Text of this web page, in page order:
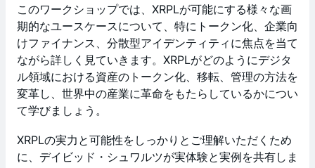
このワークショップでは、XRPLが可能にする様々な画
期的なユースケースについて、特にトークン化、企業向
けファイナンス、分散型アイデンティティに焦点を当て
ながら詳しく見ていきます。XRPLがどのようにデジタ
ル領域における資産のトークン化、移転、管理の方法を
変革し、世界中の産業に革命をもたらしているかについ
て学びましょう。
XRPLの実力と可能性をしっかりとご理解いただくため
に、デイビッド・シュワルツが実体験と実例を共有しま